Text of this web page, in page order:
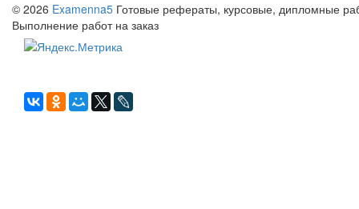
© 2026 Examenna5 Готовые рефераты, курсовые, дипломные
Выполнение работ на заказ